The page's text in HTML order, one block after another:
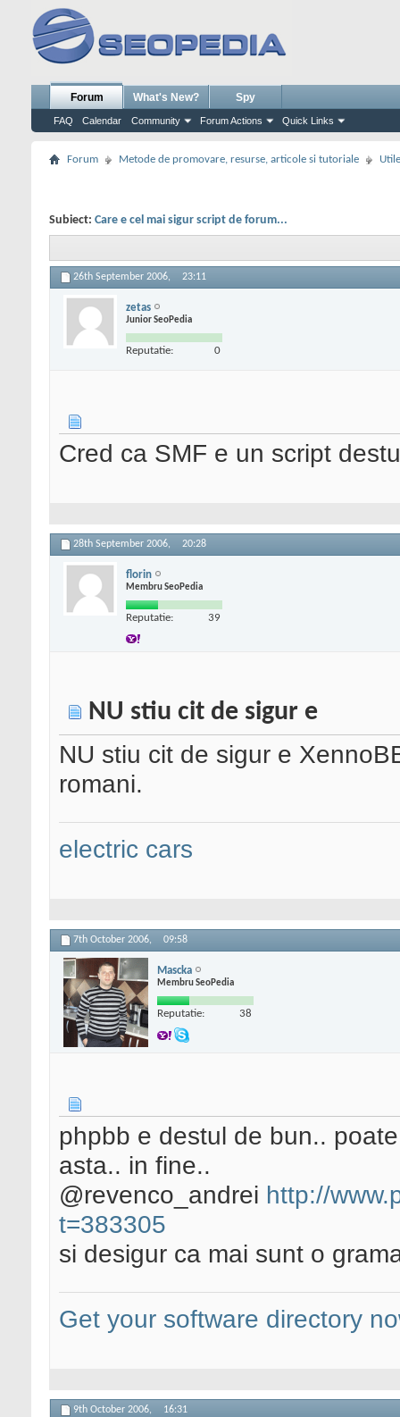
Forum
FAQ Calendar Community Forum Actions Quick Links
What's New? Spy
Forum Metode de promovare, resurse, articole si tutoriale Utile
Subiect: Care e cel mai sigur script de forum...
26th September 2006, 23:11
zetas
Junior SeoPedia
Reputatie: 0
Cred ca SMF e un script
28th September 2006, 20:28
florin
Membru SeoPedia
Reputatie: 39
NU stiu cit de sigur e
NU stiu cit de sigur e
romani.
electric cars
7th October 2006, 09:58
Mascka
Membru SeoPedia
Reputatie: 38
phpbb e destul de bun..
asta.. in fine..
@revenco_andrei http://
t=383305
si desigur ca mai sunt o
Get your software directory
9th October 2006, 16:31